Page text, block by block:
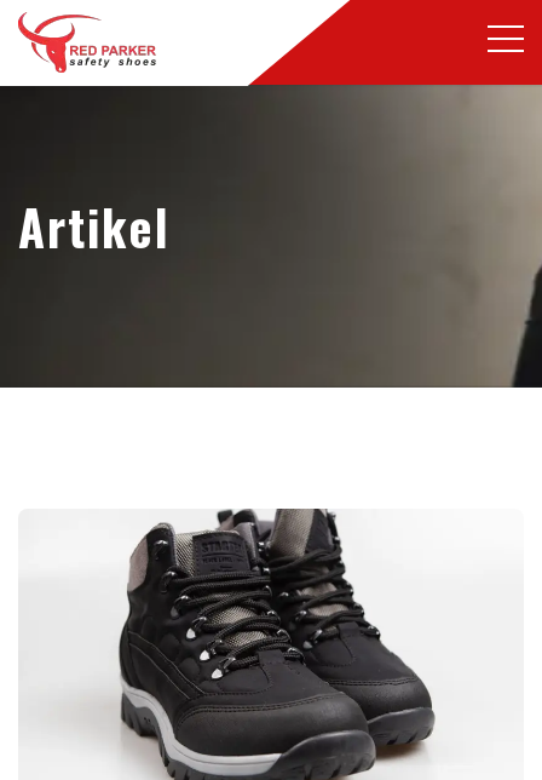
Artikel